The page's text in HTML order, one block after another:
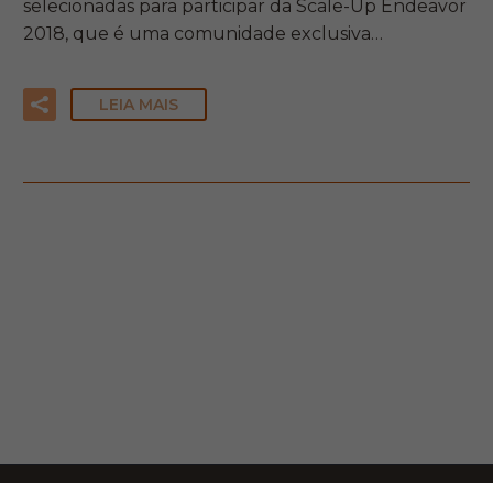
selecionadas para participar da Scale-Up Endeavor
2018, que é uma comunidade exclusiva…
LEIA MAIS